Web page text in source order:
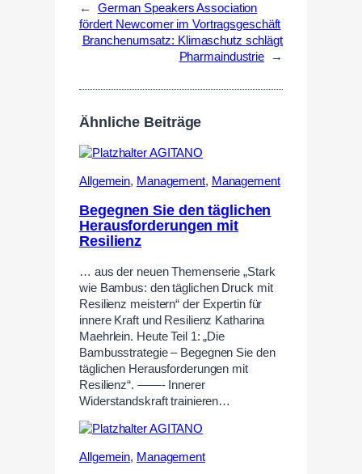
←
German Speakers Association
fördert Newcomer im Vortragsgeschäft
Branchenumsatz: Klimaschutz schlägt
Pharmaindustrie
→
Ähnliche Beiträge
Allgemein, Management, Management
Begegnen Sie den täglichen
Herausforderungen mit
Resilienz
… aus der neuen Themenserie „Stark
wie Bambus: den täglichen Druck mit
Resilienz meistern“ der Expertin für
innere Kraft und Resilienz Katharina
Maehrlein. Heute Teil 1: „Die
Bambusstrategie – Begegnen Sie den
täglichen Herausforderungen mit
Resilienz“. ——- Innerer
Widerstandskraft trainieren…
Allgemein, Management